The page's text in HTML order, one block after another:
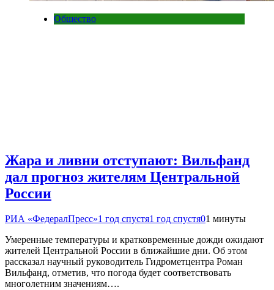
Общество
Жара и ливни отступают: Вильфанд
дал прогноз жителям Центральной
России
РИА «ФедералПресс»1 год спустя1 год спустя01 минуты
Умеренные температуры и кратковременные дожди ожидают
жителей Центральной России в ближайшие дни. Об этом
рассказал научный руководитель Гидрометцентра Роман
Вильфанд, отметив, что погода будет соответствовать
многолетним значениям….